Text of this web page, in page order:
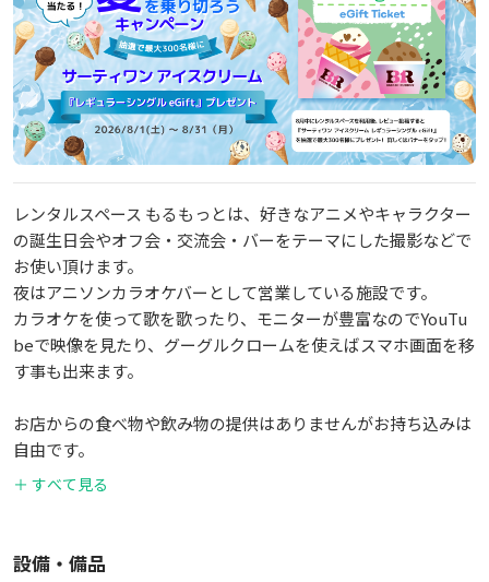
レンタルスペース もるもっとは、好きなアニメやキャラクター
の誕生日会やオフ会・交流会・バーをテーマにした撮影などで
お使い頂けます。
夜はアニソンカラオケバーとして営業している施設です。
カラオケを使って歌を歌ったり、モニターが豊富なのでYouTu
beで映像を見たり、グーグルクロームを使えばスマホ画面を移
す事も出来ます。
お店からの食べ物や飲み物の提供はありませんがお持ち込みは
自由です。
電子レンジや冷蔵庫もお使い頂けます。
平日 11時～18時
＋ すべて見る
設備・備品